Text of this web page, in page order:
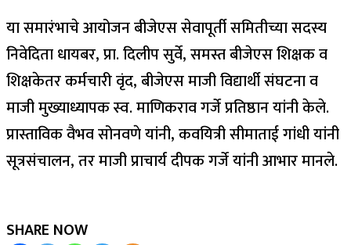
या समारंभाचे आयोजन बीजेएस सेवापूर्ती समितीच्या सदस्य
निवेदिता धायबर, प्रा. दिलीप सुर्वे, समस्त बीजेएस शिक्षक व
शिक्षकेतर कर्मचारी वृंद, बीजेएस माजी विद्यार्थी संघटना व
माजी मुख्याध्यापक स्व. माणिकराव गर्जे प्रतिष्ठान यांनी केले.
प्रास्ताविक वैभव सोनवणे यांनी, कवयित्री सीमाताई गांधी यांनी
सूत्रसंचालन, तर माजी प्राचार्य दीपक गर्जे यांनी आभार मानले.
SHARE NOW